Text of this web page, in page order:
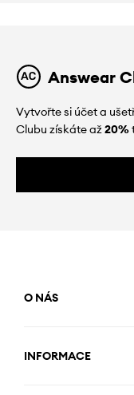
Answear
Vytvořte si účet a
Clubu získáte až20%
O NÁS
INFORMACE